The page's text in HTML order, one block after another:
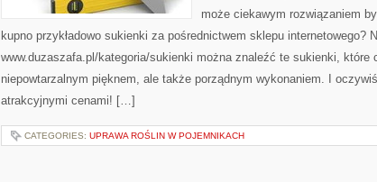
może ciekawym rozwiązaniem
kupno przykładowo sukienki za pośrednictwem sklepu internetowego?
www.duzaszafa.pl/kategoria/sukienki można znaleźć te sukienki, które
niepowtarzalnym pięknem, ale także porządnym wykonaniem. I
atrakcyjnymi cenami! […]
CATEGORIES: UPRAWA ROŚLIN W POJEMNIKACH